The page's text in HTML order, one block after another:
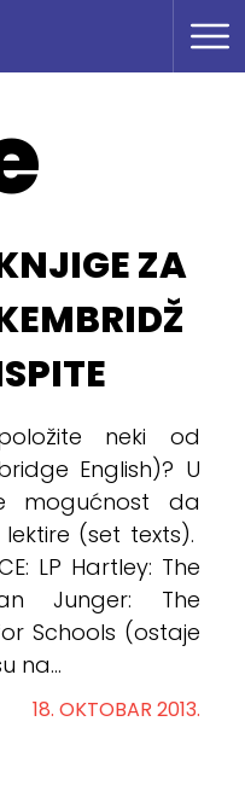
ZA
neki od
English)? U
mogućnost da
(set texts).
LP Hartley: The
Junger: The
Schools (ostaje
na...
18. OKTOBAR 2013.